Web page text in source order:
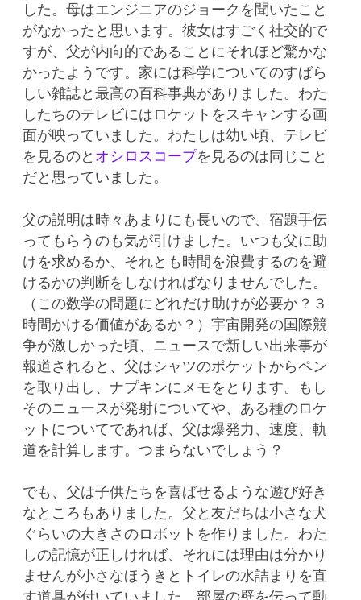
した。母はエンジニアのジョークを聞いたこと
がなかったと思います。彼女はすごく社交的で
すが、父が内向的であることにそれほど驚かな
かったようです。家には科学についてのすばら
しい雑誌と最高の百科事典がありました。わた
したちのテレビにはロケットをスキャンする画
面が映っていました。わたしは幼い頃、テレビ
を見るのと オシロスコープを見るのは同じこと
だと思っていました。
父の説明は時々あまりにも長いので、宿題手伝
ってもらうのも気が引けました。いつも父に助
けを求めるか、それとも時間を浪費するのを避
けるかの判断をしなければなりませんでした。
（この数学の問題にどれだけ助けが必要か？３
時間かける価値があるか？）宇宙開発の国際競
争が激しかった頃、ニュースで新しい出来事が
報道されると、父はシャツのポケットからペン
を取り出し、ナプキンにメモをとります。もし
そのニュースが発射についてや、ある種のロケ
ットについてであれば、父は爆発力、速度、軌
道を計算します。つまらないでしょう？
でも、父は子供たちを喜ばせるような遊び好き
なところもありました。父と友だちは小さな犬
ぐらいの大きさのロボットを作りました。わた
しの記憶が正しければ、それには理由は分かり
ませんが小さなほうきとトイレの水詰まりを直